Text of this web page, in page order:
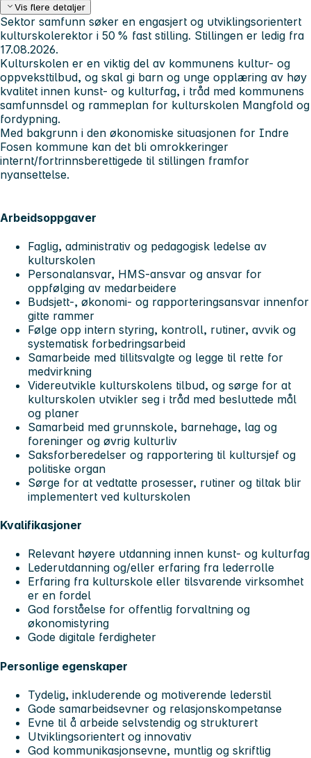
Vis flere detaljer
Sektor samfunn søker en engasjert og utviklingsorientert
kulturskolerektor i 50 % fast stilling. Stillingen er ledig fra
17.08.2026.
Kulturskolen er en viktig del av kommunens kultur- og
oppveksttilbud, og skal gi barn og unge opplæring av høy
kvalitet innen kunst- og kulturfag, i tråd med kommunens
samfunnsdel og rammeplan for kulturskolen Mangfold og
fordypning.
Med bakgrunn i den økonomiske situasjonen for Indre
Fosen kommune kan det bli omrokkeringer
internt/fortrinnsberettigede til stillingen framfor
nyansettelse.
Arbeidsoppgaver
Faglig, administrativ og pedagogisk ledelse av
kulturskolen
Personalansvar, HMS-ansvar og ansvar for
oppfølging av medarbeidere
Budsjett-, økonomi- og rapporteringsansvar innenfor
gitte rammer
Følge opp intern styring, kontroll, rutiner, avvik og
systematisk forbedringsarbeid
Samarbeide med tillitsvalgte og legge til rette for
medvirkning
Videreutvikle kulturskolens tilbud, og sørge for at
kulturskolen utvikler seg i tråd med besluttede mål
og planer
Samarbeid med grunnskole, barnehage, lag og
foreninger og øvrig kulturliv
Saksforberedelser og rapportering til kultursjef og
politiske organ
Sørge for at vedtatte prosesser, rutiner og tiltak blir
implementert ved kulturskolen
Kvalifikasjoner
Relevant høyere utdanning innen kunst- og kulturfag
Lederutdanning og/eller erfaring fra lederrolle
Erfaring fra kulturskole eller tilsvarende virksomhet
er en fordel
God forståelse for offentlig forvaltning og
økonomistyring
Gode digitale ferdigheter
Personlige egenskaper
Tydelig, inkluderende og motiverende lederstil
Gode samarbeidsevner og relasjonskompetanse
Evne til å arbeide selvstendig og strukturert
Utviklingsorientert og innovativ
God kommunikasjonsevne, muntlig og skriftlig